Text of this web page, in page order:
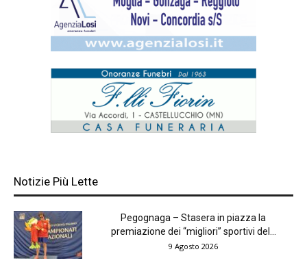
Notizie Più Lette
Pegognaga – Stasera in piazza la
premiazione dei “migliori” sportivi del...
9 Agosto 2026